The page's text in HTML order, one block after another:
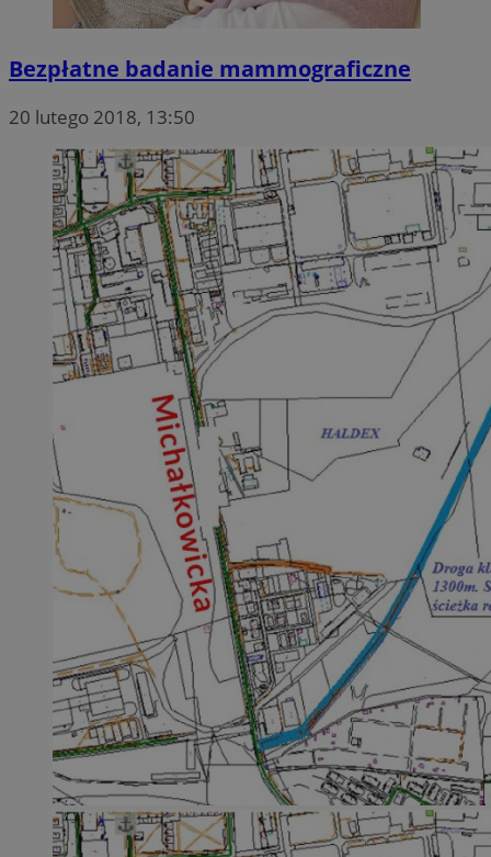
Bezpłatne badanie mammograficzne
20 lutego 2018, 13:50